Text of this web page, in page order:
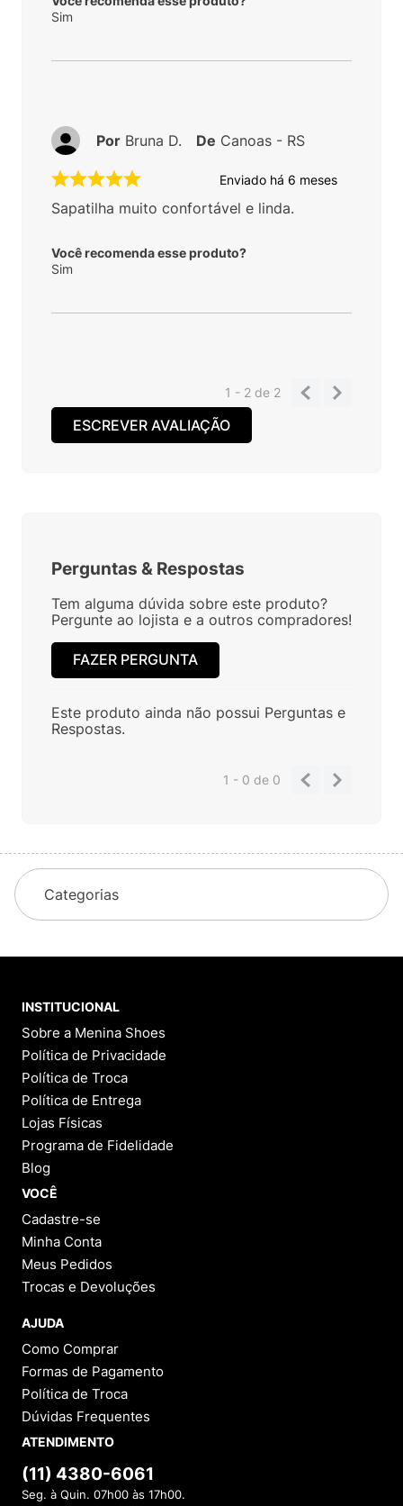
Sim
Enviado há 6 meses
Sapatilha muito confortável e linda.
Você recomenda esse produto?
Sim
Por Bruna D. De Canoas - RS
1 - 2de 2
ESCREVER AVALIAÇÃO
Perguntas & Respostas
Tem alguma dúvida sobre este produto?
Pergunte ao lojista e a outros compradores!
FAZER PERGUNTA
Este produto ainda não possui Perguntas e
Respostas.
1 - 0de 0
Categorias
INSTITUCIONAL
Sobre a Menina Shoes
Política de Privacidade
Política de Troca
Política de Entrega
Lojas Físicas
Programa de Fidelidade
Blog
VOCÊ
Cadastre-se
Minha Conta
Meus Pedidos
Trocas e Devoluções
AJUDA
Como Comprar
Formas de Pagamento
Política de Troca
Dúvidas Frequentes
ATENDIMENTO
(11) 4380-6061
Seg. à Quin. 07h00 às 17h00.